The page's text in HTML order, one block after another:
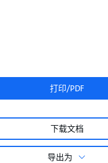
打印/PDF
下载文档
导出为